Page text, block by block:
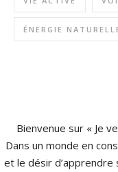
ÉNERGIE
Bienvenue sur « Je
Dans un monde en
et le désir